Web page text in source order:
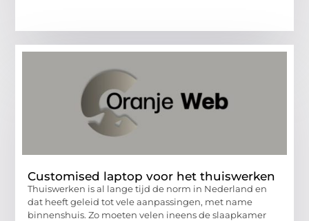
Customised laptop voor het thuiswerken
Thuiswerken is al lange tijd de norm in Nederland en
dat heeft geleid tot vele aanpassingen, met name
binnenshuis. Zo moeten velen ineens de slaapkamer